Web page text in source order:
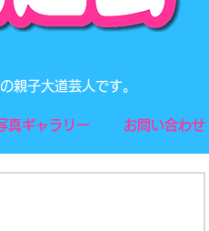
親子大道芸人です。
真ギャラリー お問い合わせ